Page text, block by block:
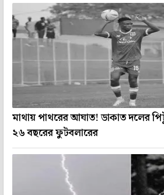
মাথায় পাথরের আঘাত! ডাকাত দলের
২৬ বছরের ফুটবলারের